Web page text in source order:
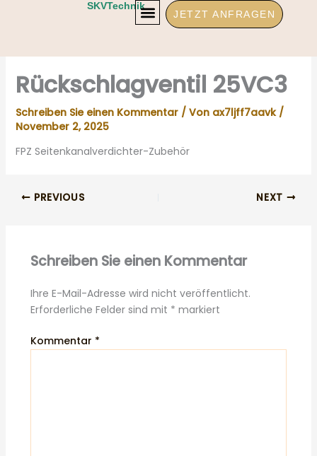
SKVTechnik
JETZT ANFRAGEN
Rückschlagventil 25VC3
Schreiben Sie einen Kommentar / Von ax7ljff7aavk /
November 2, 2025
FPZ Seitenkanalverdichter-Zubehör
PREVIOUS NEXT
Schreiben Sie einen Kommentar
Ihre E-Mail-Adresse wird nicht veröffentlicht.
Erforderliche Felder sind mit * markiert
Kommentar *